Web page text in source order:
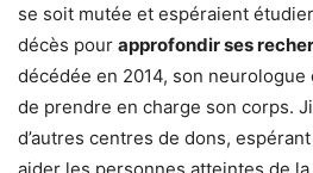
se soit mutée et espéraient
décès pour approfondir ses
décédée en 2014, son neurologue
de prendre en charge son corps.
d’autres centres de dons,
aider les personnes atteintes de la